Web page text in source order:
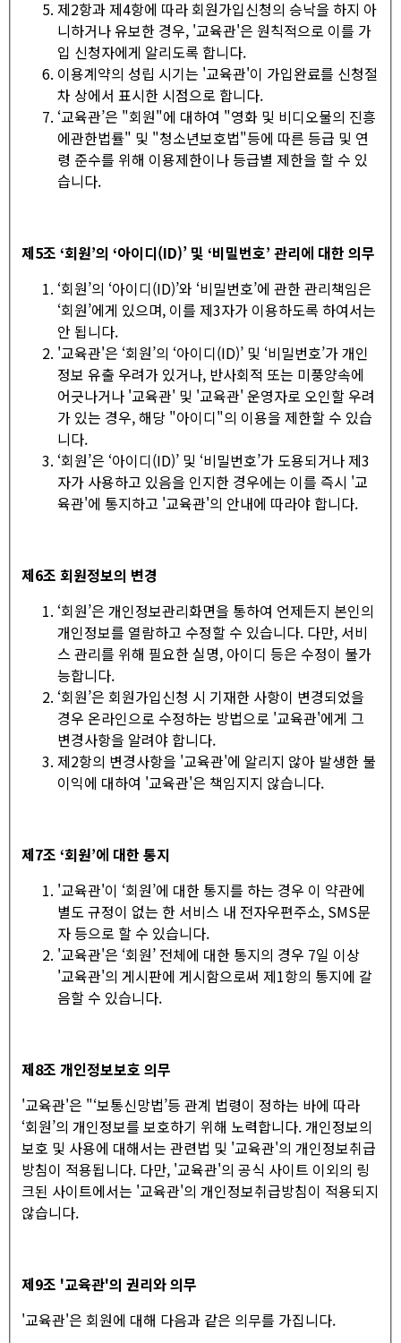
제2항과 제4항에 따라 회원가입신청의 승낙을 하지 아
니하거나 유보한 경우, '교육관'은 원칙적으로 이를 가
입 신청자에게 알리도록 합니다.
이용계약의 성립 시기는 '교육관'이 가입완료를 신청절
차 상에서 표시한 시점으로 합니다.
‘교육관’은 "회원"에 대하여 "영화 및 비디오물의 진흥
에관한법률" 및 "청소년보호법"등에 따른 등급 및 연
령 준수를 위해 이용제한이나 등급별 제한을 할 수 있
습니다.
제5조 ‘회원’의 ‘아이디(ID)’ 및 ‘비밀번호’ 관리에 대한 의무
‘회원’의 ‘아이디(ID)’와 ‘비밀번호’에 관한 관리책임은
‘회원’에게 있으며, 이를 제3자가 이용하도록 하여서는
안 됩니다.
'교육관'은 ‘회원’의 ‘아이디(ID)’ 및 ‘비밀번호’가 개인
정보 유출 우려가 있거나, 반사회적 또는 미풍양속에
어긋나거나 '교육관' 및 '교육관' 운영자로 오인할 우려
가 있는 경우, 해당 "아이디"의 이용을 제한할 수 있습
니다.
‘회원’은 ‘아이디(ID)’ 및 ‘비밀번호’가 도용되거나 제3
자가 사용하고 있음을 인지한 경우에는 이를 즉시 '교
육관'에 통지하고 '교육관'의 안내에 따라야 합니다.
제6조 회원정보의 변경
‘회원’은 개인정보관리화면을 통하여 언제든지 본인의
개인정보를 열람하고 수정할 수 있습니다. 다만, 서비
스 관리를 위해 필요한 실명, 아이디 등은 수정이 불가
능합니다.
‘회원’은 회원가입신청 시 기재한 사항이 변경되었을
경우 온라인으로 수정하는 방법으로 '교육관'에게 그
변경사항을 알려야 합니다.
제2항의 변경사항을 '교육관'에 알리지 않아 발생한 불
이익에 대하여 '교육관'은 책임지지 않습니다.
제7조 ‘회원’에 대한 통지
'교육관'이 ‘회원’에 대한 통지를 하는 경우 이 약관에
별도 규정이 없는 한 서비스 내 전자우편주소, SMS문
자 등으로 할 수 있습니다.
'교육관'은 ‘회원’ 전체에 대한 통지의 경우 7일 이상
'교육관'의 게시판에 게시함으로써 제1항의 통지에 갈
음할 수 있습니다.
제8조 개인정보보호 의무
'교육관'은 "‘보통신망법’등 관계 법령이 정하는 바에 따라
‘회원’의 개인정보를 보호하기 위해 노력합니다. 개인정보의
보호 및 사용에 대해서는 관련법 및 '교육관'의 개인정보취급
방침이 적용됩니다. 다만, '교육관'의 공식 사이트 이외의 링
크된 사이트에서는 '교육관'의 개인정보취급방침이 적용되지
않습니다.
제9조 '교육관'의 권리와 의무
'교육관'은 회원에 대해 다음과 같은 의무를 가집니다.